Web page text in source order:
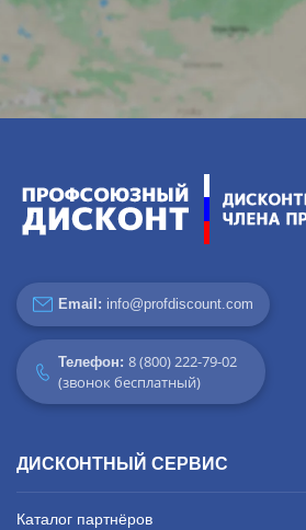
Email: info@profdiscount.com
Телефон: 8 (800) 222-79-02
(звонок бесплатный)
ДИСКОНТНЫЙ СЕРВИС
Каталог партнёров